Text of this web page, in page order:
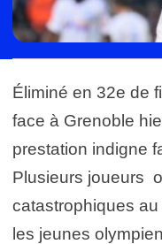
Éliminé en 32e de
face à Grenoble
prestation indigne
Plusieurs joueurs
catastrophiques
les jeunes